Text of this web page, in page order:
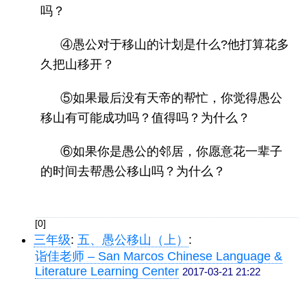
吗？
④愚公对于移山的计划是什么?他打算花多
久把山移开？
⑤如果最后没有天帝的帮忙，你觉得愚公
移山有可能成功吗？值得吗？为什么？
⑥如果你是愚公的邻居，你愿意花一辈子
的时间去帮愚公移山吗？为什么？
[0]
三年级: 五、愚公移山（上） :
诣佳老师 – San Marcos Chinese Language &
Literature Learning Center 2017-03-21 21:22